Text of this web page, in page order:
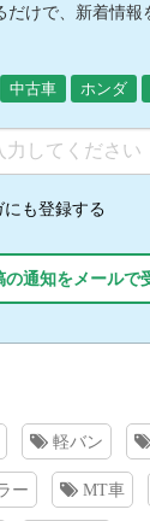
だけで、新着情報
中古車 ホンダ
も登録する
通知をメールで
軽バン
ー MT車